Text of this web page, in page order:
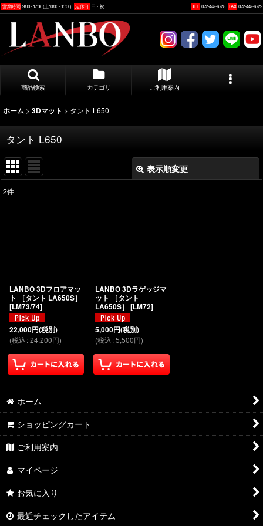
営業時間 9:00 - 17:30 (土10:00 - 15:00) 定休日 日・祝 TEL 072-447-6728 FAX 072-447-6729
商品検索 カテゴリ ご利用案内
ホーム > 3Dマット > タント L650
タント L650
表示順変更
2件
LANBO 3Dフロアマッ
ト ［タント LA650S］
[LM73/74]
22,000円(税別)
(税込:24,200円)
LANBO 3Dラゲッジマ
ット ［タント
LA650S］ [LM72]
5,000円(税別)
(税込:5,500円)
ホーム
ショッピングカート
ご利用案内
マイページ
お気に入り
最近チェックしたアイテム